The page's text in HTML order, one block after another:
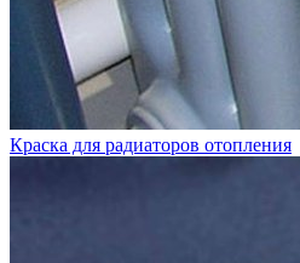
Краска для радиаторов отопления